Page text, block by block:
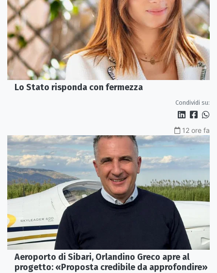
Lo Stato risponda con fermezza
Condividi su:
12 ore fa
Aeroporto di Sibari, Orlandino Greco apre al
progetto: «Proposta credibile da approfondire»